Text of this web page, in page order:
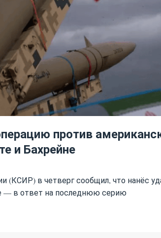
против
и Бахрейне
(КСИР) в четверг сообщил, что нанёс
— в ответ на последнюю серию